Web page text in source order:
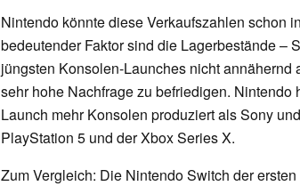
Nintendo könnte diese Verkaufszahlen schon
bedeutender Faktor sind die Lagerbestände –
jüngsten Konsolen-Launches nicht
sehr hohe Nachfrage zu befriedigen. Nintendo
Launch mehr Konsolen produziert als Sony
PlayStation 5 und der Xbox Series X.
Zum Vergleich: Die Nintendo Switch der